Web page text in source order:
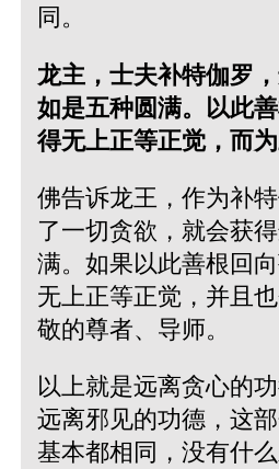
同。
龙主，士夫补特伽罗
如是五种圆满。以此
得无上正等正觉，而为
佛告诉龙王，作为补
了一切贪欲，就会获
满。如果以此善根回
无上正等正觉，并且
敬的尊者、导师。
以上就是远离贪心的
远离邪见的功德，这
基本都相同，没有什么